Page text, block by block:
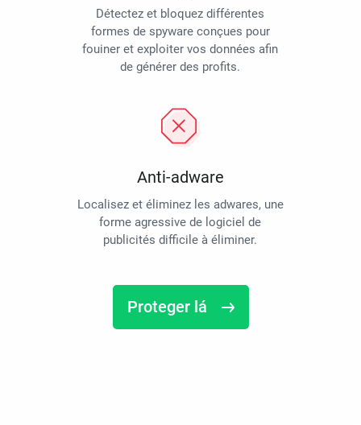
Détectez et bloquez différentes
formes de spyware conçues pour
fouiner et exploiter vos données afin
de générer des profits.
Anti-adware
Localisez et éliminez les adwares, une
forme agressive de logiciel de
publicités difficile à éliminer.
Proteger lá